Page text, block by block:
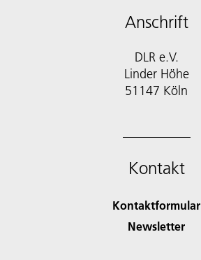
Anschrift
DLR e.V.
Linder Höhe
51147 Köln
Kontakt
Kontaktformular
Newsletter